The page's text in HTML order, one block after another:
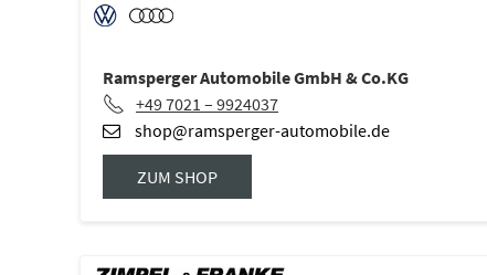
Ramsperger Automobile GmbH & Co.KG
+49 7021 – 9924037
shop@ramsperger-automobile.de
ZUM SHOP